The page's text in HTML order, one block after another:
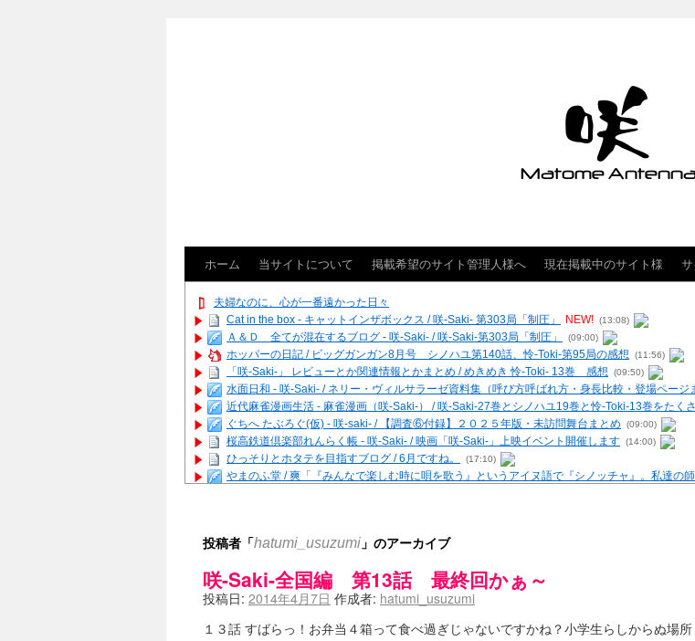
ホーム 当サイトについて 掲載希望のサイト管理人様へ 現在掲載中のサイト様
夫婦なのに、心が一番遠かった日々
Cat in the box - キャットインザボックス / 咲-Saki- 第303局「制圧」
NEW! (13:08)
Ａ＆Ｄ 全てが混在するブログ - 咲-Saki- / 咲-Saki-第303局「制圧」 (09:00)
ホッパーの日記 / ビッグガンガン8月号 シノハユ第140話、怜-Toki-第95局の感想 (11:56)
「咲-Saki-」 レビューとか関連情報とかまとめ / めきめき 怜-Toki- 13巻 感想 (09:50)
水面日和 - 咲-Saki- / ネリー・ヴィルサラーゼ資料集（呼び方呼ばれ方・身長比較・登場ページ
近代麻雀漫画生活 - 麻雀漫画（咲-Saki-） / 咲-Saki-27巻とシノハユ19巻と怜-Toki-13巻をたく
ぐちへ たぶろぐ(仮) - 咲-saki- / 【調査⑥付録】２０２５年版・未訪問舞台まとめ (09:00)
桜高鉄道倶楽部れんらく帳 - 咲-Saki- / 映画「咲-Saki-」上映イベント開催します (14:00)
ひっそりとホタテを目指すブログ / 6月ですね。 (17:10)
やまのふ堂 / 爽「『みんなで楽しむ時に唄を歌う』というアイヌ語で『シノッチャ』。私達の師
咲クラ女子 - 咲-Saki- / 姫松の上重漫ちゃんと演じている伊達朱里紗さんの共通点
咲ミダレ - 咲-saki- / MJ第14回咲CUP 咲なま他 (11:53)
はやりの如く☆ - 咲-saki- / 悪いこと【SS】 (06:42)
またの名を咲ブログ - 咲-Saki- / 男体化すると聞いての落書き (13:32)
投稿者「hatumi_usuzumi 」のアーカイブ
咲-Saki-全国編 第13話 最終回かぁ～
投稿日: 2014年4月7日 作成者: hatumi_usuzumi
１３話 すばらっ！お弁当４箱って食べ過ぎじゃないですかね？小学生らしからぬ場